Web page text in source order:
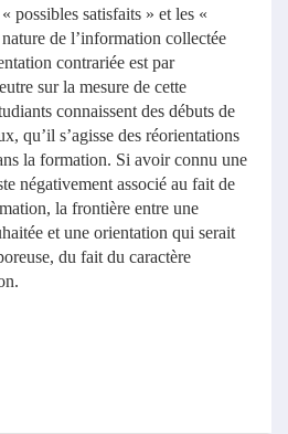
possibles satisfaits » et les «
de l’information collectée
contrariée est par
sur la mesure de cette
connaissent des débuts de
qu’il s’agisse des réorientations
la formation. Si avoir connu une
négativement associé au fait de
la frontière entre une
et une orientation qui serait
du fait du caractère